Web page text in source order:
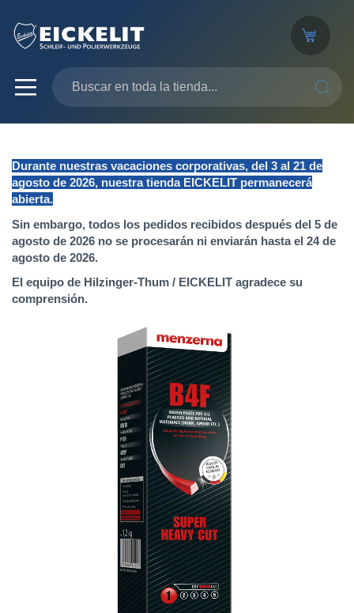
Durante nuestras vacaciones corporativas, del 3 al 21 de
agosto de 2026, nuestra tienda EICKELIT permanecerá
abierta.
Sin embargo, todos los pedidos recibidos después del 5 de
agosto de 2026 no se procesarán ni enviarán hasta el 24 de
agosto de 2026.
El equipo de Hilzinger-Thum / EICKELIT agradece su
comprensión.